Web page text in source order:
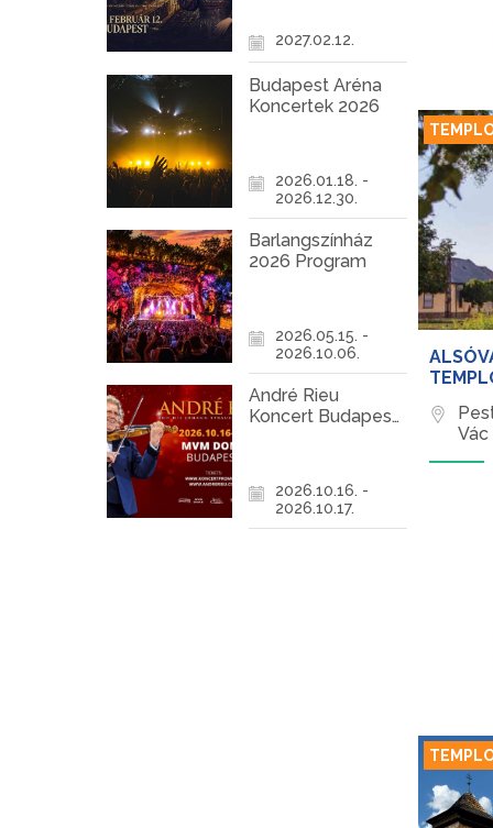
2027.02.12.
Budapest Aréna
Koncertek 2026
2026.01.18. -
2026.12.30.
Barlangszínház
2026 Program
2026.05.15. -
2026.10.06.
André Rieu
Koncert Budapest
2026.10.16. -
2026.10.17.
Vác